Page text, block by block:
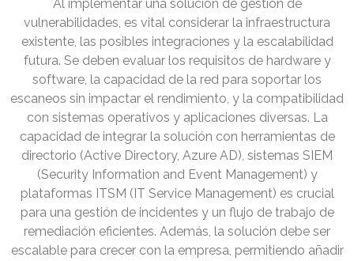
Al implementar una solución de gestión de
vulnerabilidades, es vital considerar la infraestructura
existente, las posibles integraciones y la escalabilidad
futura. Se deben evaluar los requisitos de hardware y
software, la capacidad de la red para soportar los
escaneos sin impactar el rendimiento, y la compatibilidad
con sistemas operativos y aplicaciones diversas. La
capacidad de integrar la solución con herramientas de
directorio (Active Directory, Azure AD), sistemas SIEM
(Security Information and Event Management) y
plataformas ITSM (IT Service Management) es crucial
para una gestión de incidentes y un flujo de trabajo de
remediación eficientes. Además, la solución debe ser
escalable para crecer con la empresa, permitiendo añadir